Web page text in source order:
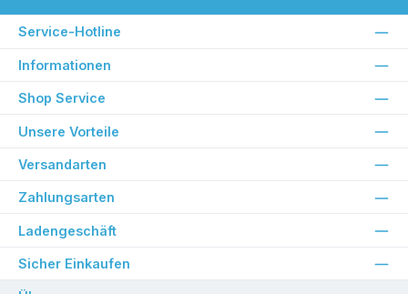
Service-Hotline
Informationen
Shop Service
Unsere Vorteile
Versandarten
Zahlungsarten
Ladengeschäft
Sicher Einkaufen